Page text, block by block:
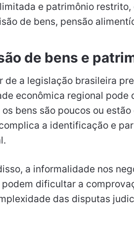
e patrimônio
de bens, pensão
de bens e
de a legislação brasileira
econômica regional
os bens são poucos ou
a identificação e
a informalidade nos
podem dificultar a
das disputas